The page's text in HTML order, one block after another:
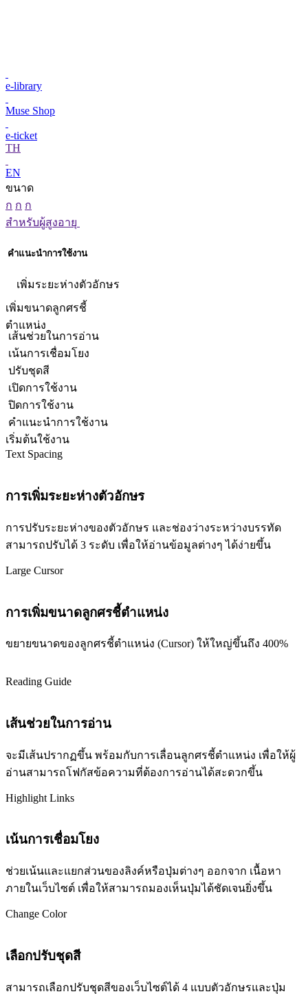
e-library
Muse Shop
e-ticket
TH
EN
ขนาด
ก ก ก
สำหรับผู้สูงอายุ
คำแนะนำการใช้งาน
เพิ่มระยะห่างตัวอักษร
เพิ่มขนาดลูกศรชี้
ตำแหน่ง
เส้นช่วยในการอ่าน
เน้นการเชื่อมโยง
ปรับชุดสี
เปิดการใช้งาน
ปิดการใช้งาน
คำแนะนำการใช้งาน
เริ่มต้นใช้งาน
Text Spacing
การเพิ่มระยะห่างตัวอักษร
การปรับระยะห่างของตัวอักษร และช่องว่างระหว่างบรรทัด
สามารถปรับได้ 3 ระดับ เพื่อให้อ่านข้อมูลต่างๆ ได้ง่ายขึ้น
Large Cursor
การเพิ่มขนาดลูกศรชี้ตำแหน่ง
ขยายขนาดของลูกศรชี้ตำแหน่ง (Cursor) ให้ใหญ่ขึ้นถึง 400%
Reading Guide
เส้นช่วยในการอ่าน
จะมีเส้นปรากฏขึ้น พร้อมกับการเลื่อนลูกศรชี้ตำแหน่ง เพื่อให้ผู้
อ่านสามารถโฟกัสข้อความที่ต้องการอ่านได้สะดวกขึ้น
Highlight Links
เน้นการเชื่อมโยง
ช่วยเน้นและแยกส่วนของลิงค์หรือปุ่มต่างๆ ออกจาก เนื้อหา
ภายในเว็บไซต์ เพื่อให้สามารถมองเห็นปุ่มได้ชัดเจนยิ่งขึ้น
Change Color
เลือกปรับชุดสี
สามารถเลือกปรับชุดสีของเว็บไซต์ได้ 4 แบบตัวอักษรและปุ่ม